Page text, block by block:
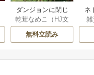
ダンジョンに閉じ
込められて25年。
救出されたときに
は立派な不審者に
版】
乾茸なめこ（HJ文
庫／ホビージャパ
ン刊）/御手洗太
無料立読み
ネ
界
こ